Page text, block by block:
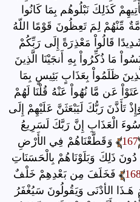
كَذَلِكَ نَبْلُوهُم بِمَا كَانُوا
مِّنْهُمْ لِمَ تَعِظُونَ قَوْمًا اللّهُ
قَالُواْ مَعْذِرَةً إِلَى رَبِّكُمْ
مَا ذُكِّرُواْ بِهِ أَنجَيْنَا الَّذِينَ
ظَلَمُواْ بِعَذَابٍ بَئِيسٍ بِمَا
عَن مَّا نُهُواْ عَنْهُ قُلْنَا لَهُمْ
تَأَذَّنَ رَبُّكَ لَيَبْعَثَنَّ عَلَيْهِمْ إِلَى
الْعَذَابِ إِنَّ رَبَّكَ لَسَرِيعُ
167
وَقَطَّعْنَاهُمْ فِي الأَرْضِ
ذَلِكَ وَبَلَوْنَاهُمْ بِالْحَسَنَاتِ
فَخَلَفَ مِن بَعْدِهِمْ خَلْفٌ
الأدْنَى وَيَقُولُونَ سَيُغْفَرُ